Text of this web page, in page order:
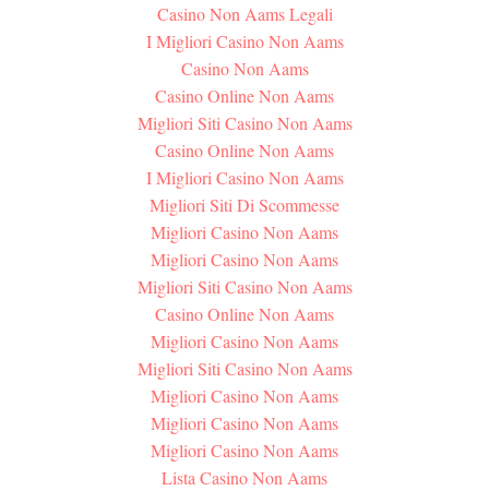
Casino Non Aams Legali
I Migliori Casino Non Aams
Casino Non Aams
Casino Online Non Aams
Migliori Siti Casino Non Aams
Casino Online Non Aams
I Migliori Casino Non Aams
Migliori Siti Di Scommesse
Migliori Casino Non Aams
Migliori Casino Non Aams
Migliori Siti Casino Non Aams
Casino Online Non Aams
Migliori Casino Non Aams
Migliori Siti Casino Non Aams
Migliori Casino Non Aams
Migliori Casino Non Aams
Migliori Casino Non Aams
Lista Casino Non Aams